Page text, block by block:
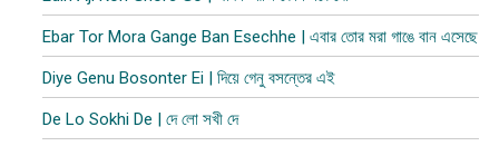
Ebar Tor Mora Gange Ban Esechhe | এবার তোর মরা গাঙে বান এসেছে
Diye Genu Bosonter Ei | দিয়ে গেনু বসন্তের এই
De Lo Sokhi De | দে লো সখী দে